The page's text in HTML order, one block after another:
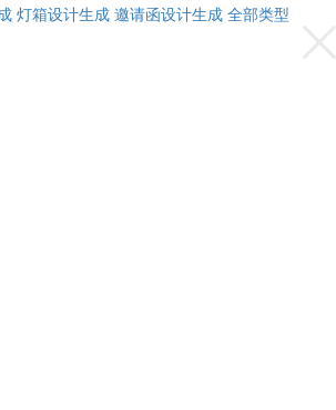
灯箱设计生成 邀请函设计生成 全部类型